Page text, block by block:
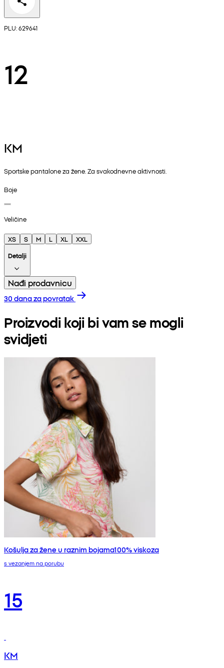
PLU: 629641
12
KM
Sportske pantalone za žene. Za svakodnevne aktivnosti.
Boje
Veličine
XS S M L XL
XXL
Detalji
Nađi prodavnicu
30 dana za povratak
Proizvodi koji bi vam se mogli
svidjeti
Košulja za žene u raznim bojama100% viskoza
s vezanjem na porubu
15
KM